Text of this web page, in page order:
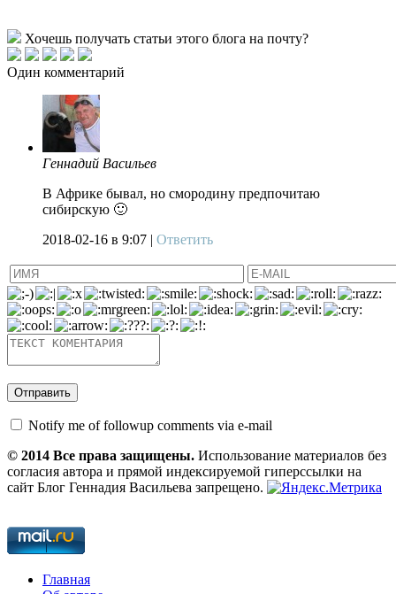
Хочешь получать статьи этого блога на почту?
Один комментарий
Геннадий Васильев
В Африке бывал, но смородину предпочитаю
сибирскую 🙂
2018-02-16 в 9:07 | Ответить
Notify me of followup comments via e-mail
© 2014 Все права защищены. Использование материалов без
согласия автора и прямой индексируемой гиперссылки на
сайт Блог Геннадия Васильева запрещено.
Главная